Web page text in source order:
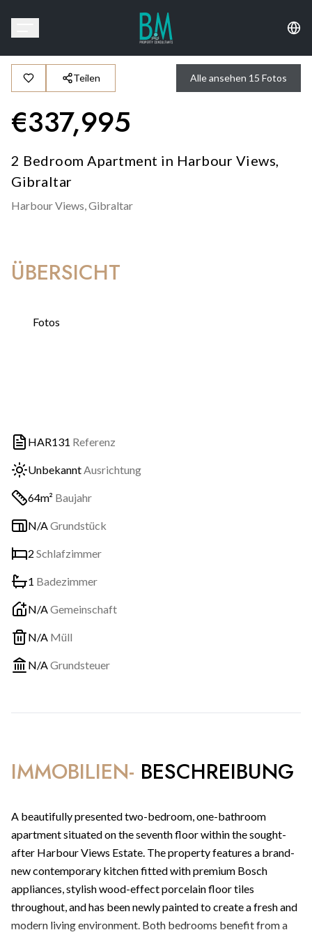
Teilen Alle ansehen 15 Fotos
€337,995
2 Bedroom Apartment in Harbour Views,
Gibraltar
Harbour Views,Gibraltar
ÜBERSICHT
Fotos
HAR131 Referenz
UnbekanntAusrichtung
64m² Baujahr
N/AGrundstück
2 Schlafzimmer
1 Badezimmer
N/AGemeinschaft
N/A Müll
N/AGrundsteuer
IMMOBILIEN- BESCHREIBUNG
A beautifully presented two-bedroom, one-bathroom
apartment situated on the seventh floor within the sought-
after Harbour Views Estate. The property features a brand-
new contemporary kitchen fitted with premium Bosch
appliances, stylish wood-effect porcelain floor tiles
throughout, and has been newly painted to create a fresh and
modern living environment. Both bedrooms benefit from a